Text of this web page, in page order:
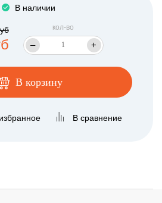
В наличии
кол-во
– +
В корзину
В сравнение